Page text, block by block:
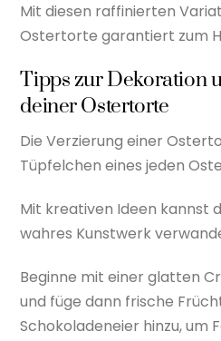
Mit diesen raffinierten
Ostertorte garantiert zum
Tipps zur Dekoration
deiner Ostertorte
Die Verzierung einer
Tüpfelchen eines jeden
Mit kreativen Ideen kannst
wahres Kunstwerk
Beginne mit einer glatten
und füge dann frische
Schokoladeneier hinzu, um